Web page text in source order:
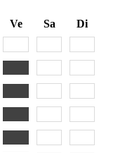
Ve Sa
Di